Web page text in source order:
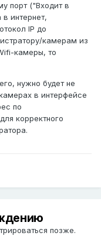
порт ("Входит в
интернет,
IP до
камерам из
камеры, то
нужно будет не
в интерфейсе
по
корректного
позже.